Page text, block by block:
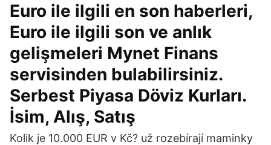
Euro ile ilgili en son haberleri,
Euro ile ilgili son ve anlık
gelişmeleri Mynet Finans
servisinden bulabilirsiniz.
Serbest Piyasa Döviz Kurları.
İsim, Alış, Satış
Kolik je 10.000 EUR v Kč? už rozebírají maminky